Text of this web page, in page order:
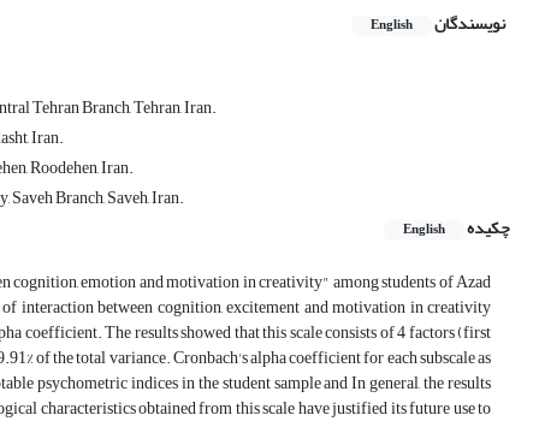
نویسندگان English
Tehran Branch, Tehran, Iran.
Iran.
Roodehen, Iran.
Branch, Saveh, Iran.
چکیده
English
cognition, emotion and motivation in creativity" among students of Azad
interaction between cognition, excitement and motivation in creativity
coefficient. The results showed that this scale consists of 4 factors (first
of the total variance. Cronbach's alpha coefficient for each subscale as
psychometric indices in the student sample and In general, the results
characteristics obtained from this scale have justified its future use to